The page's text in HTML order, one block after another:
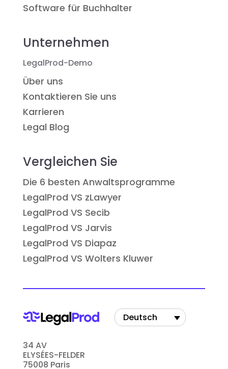
Software für Buchhalter
Unternehmen
LegalProd-Demo
Über uns
Kontaktieren Sie uns
Karrieren
Legal Blog
Vergleichen Sie
Die 6 besten Anwaltsprogramme
LegalProd VS zLawyer
LegalProd VS Secib
LegalProd VS Jarvis
LegalProd VS Diapaz
LegalProd VS Wolters Kluwer
34 AV
ELYSÉES-FELDER
75008 Paris
Deutsch